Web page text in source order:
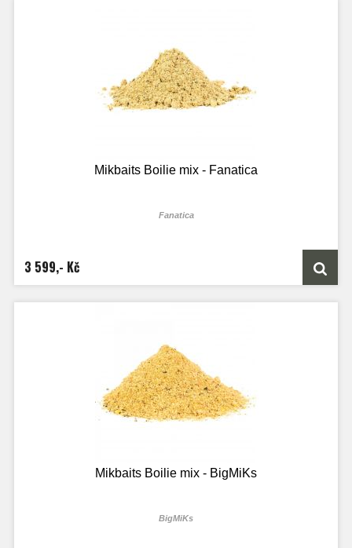
Mikbaits Boilie mix - Fanatica
Fanatica
3 599,- Kč
Mikbaits Boilie mix - BigMiKs
BigMiKs